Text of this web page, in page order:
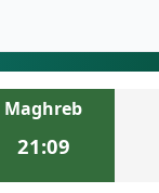
Maghreb
21:09